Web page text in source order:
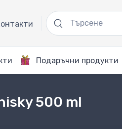
Подаръчни продукти
500 ml